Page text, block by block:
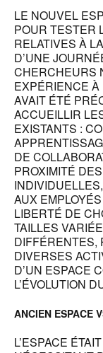
LE NOUVEL
POUR TESTER
RELATIVES À
D’UNE
CHERCHEURS
EXPÉRIENCE À
AVAIT ÉTÉ
ACCUEILLIR
EXISTANTS :
DE
PROXIMITÉ
AUX
LIBERTÉ DE
TAILLES
DIFFÉRENTES,
DIVERSES
D’UN ESPACE
L’ÉVOLUTION
ANCIEN ESPACE
L’ESPACE